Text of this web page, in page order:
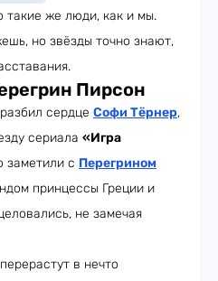
такие же люди, как и мы.
но звёзды точно знают,
Пирсон
сердце Софи Тёрнер,
сериала «Игра
заметили с Перегрином
принцессы Греции и
не замечая
в нечто